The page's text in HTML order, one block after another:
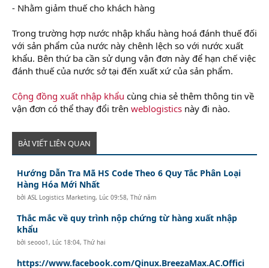
- Nhằm giảm thuế cho khách hàng
Trong trường hợp nước nhập khẩu hàng hoá đánh thuế đối
với sản phẩm của nước này chênh lệch so với nước xuất
khẩu. Bên thứ ba cần sử dụng vận đơn này để hạn chế việc
đánh thuế của nước sở tại đến xuất xứ của sản phẩm.
Cộng đồng xuất nhập khẩu cùng chia sẻ thêm thông tin về
vận đơn có thể thay đổi trên weblogistics này đi nào.
BÀI VIẾT LIÊN QUAN
Hướng Dẫn Tra Mã HS Code Theo 6 Quy Tắc Phân Loại
Hàng Hóa Mới Nhất
bởiASL Logistics Marketing, Lúc 09:58, Thứ năm
Thắc mắc về quy trình nộp chứng từ hàng xuất nhập
khẩu
bởiseooo1 , Lúc 18:04, Thứ hai
https://www.facebook.com/Qinux.BreezaMax.AC.Offici